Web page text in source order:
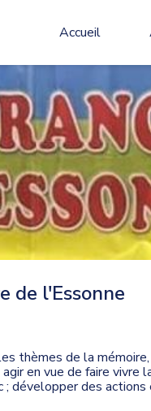
Accueil
de l'Essonne
thèmes de la
en vue de faire
développer des